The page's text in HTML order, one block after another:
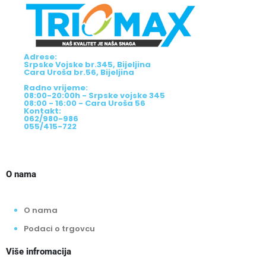
Adrese:
Srpske Vojske br.345, Bijeljina
Cara Uroša br.56, Bijeljina
Radno vrijeme:
08:00-20:00h - Srpske vojske 345
08:00 - 16:00 - Cara Uroša 56
Kontakt:
062/980-986
055/415-722
O nama
O nama
Podaci o trgovcu
Više infromacija